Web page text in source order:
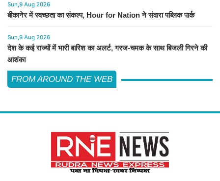
Sun,9 Aug 2026
बीकानेर में स्वच्छता का संकल्प, Hour for Nation ने संवारा पब्लिक पार्क
Sun,9 Aug 2026
देश के कई राज्यों में भारी बारिश का अलर्ट, गरज-चमक के साथ बिजली गिरने की
आशंका
FROM AROUND THE WEB